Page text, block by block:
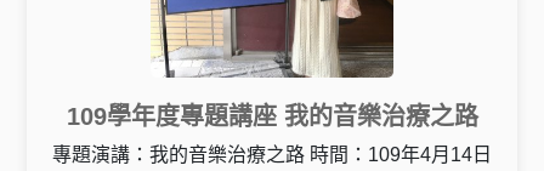
109學年度專題講座 我的音樂治療之路
專題演講：我的音樂治療之路 時間：109年4月14日